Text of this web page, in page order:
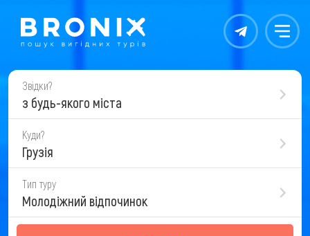
Контакты Меню
Звідки?
з будь-якого міста
Куди?
Грузія
Тип туру
Молодіжний відпочинок